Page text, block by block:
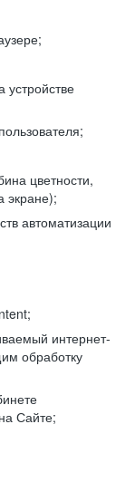
цветности,
экране);
автоматизации
интернет-
обработку
Сайте;